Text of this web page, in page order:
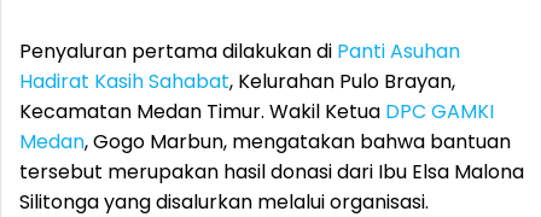
Penyaluran pertama dilakukan di Panti Asuhan
Hadirat Kasih Sahabat, Kelurahan Pulo Brayan,
Kecamatan Medan Timur. Wakil Ketua DPC GAMKI
Medan, Gogo Marbun, mengatakan bahwa bantuan
tersebut merupakan hasil donasi dari Ibu Elsa Malona
Silitonga yang disalurkan melalui organisasi.